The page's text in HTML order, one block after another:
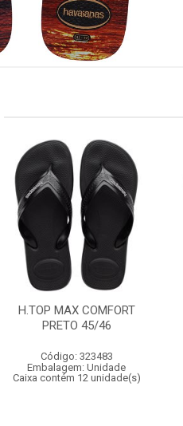
H.TOP MAX COMFORT
PRETO 45/46
Código: 323483
Embalagem: Unidade
Caixa contém 12 unidade(s)